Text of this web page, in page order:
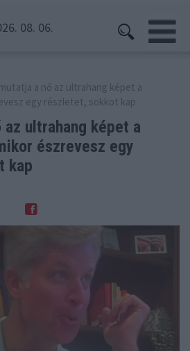
08. 06.
a nő az ultrahang képet a
egy részletet, sokkot kap
ultrahang képet a
észrevesz egy
kap